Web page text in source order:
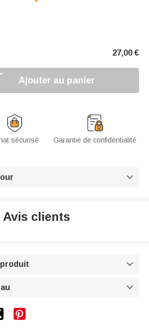
27,00 €
Ajouter au panier
sécurisé Garantie de confidentialité

Avis clients


